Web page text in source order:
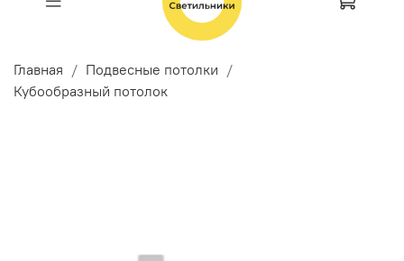
Главная
Подвесные потолки
Кубообразный потолок